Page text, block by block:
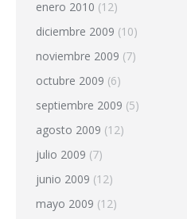
enero 2010 (12)
diciembre 2009 (10)
noviembre 2009 (7)
octubre 2009 (6)
septiembre 2009 (5)
agosto 2009 (12)
julio 2009 (7)
junio 2009 (12)
mayo 2009 (12)